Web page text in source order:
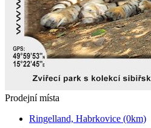
Prodejní místa
Ringelland, Habrkovice (0km)